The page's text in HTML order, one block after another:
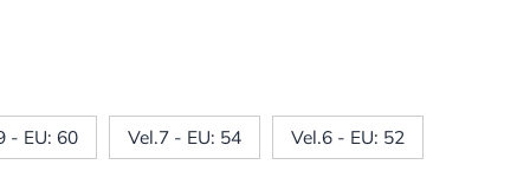
- EU: 60 Vel.7 - EU: 54 Vel.6 - EU: 52